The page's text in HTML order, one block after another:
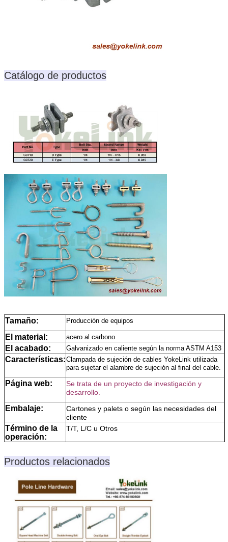
Catálogo de productos
Tamaño: Producción de equipos
El material: acero al carbono
El acabado: Galvanizado en caliente según la norma ASTM A153
Características:Clampada de sujeción de cables YokeLink utilizada
para sujetar el alambre de sujeción al final del cable.
Página web:
Se trata de un proyecto de investigación y
desarrollo.
Embalaje:
Cartones y palets o según las necesidades del
cliente
Término de la
operación:
T/T, L/C u Otros
ventajas:
2Protección de pagos
Nota:
Por favor, nos permite saber el tamaño,
cantidad, material o grado, superficie, Si es
especial y productos no estándar, por favor,
proporcione el dibujo o fotos
Productos relacionados